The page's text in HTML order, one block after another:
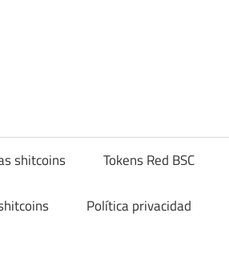
shitcoins Tokens Red BSC
Política privacidad